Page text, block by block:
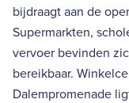
bijdraagt aan de
Supermarkten,
vervoer bevinden
bereikbaar.
Dalempromenade